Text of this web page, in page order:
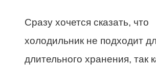
Сразу хочется сказать, что
холодильник не подходит
длительного хранения, так